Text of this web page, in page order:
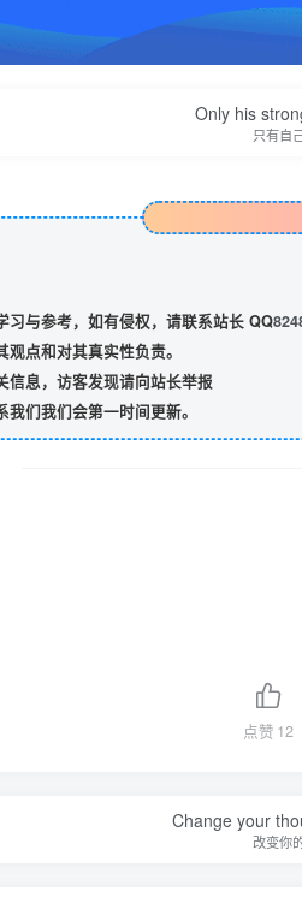
Only his
只有自
与参考，如有侵权，请联系站长 QQ
点和对其真实性负责。
信息，访客发现请向站长举报
们我们会第一时间更新。
点赞 12
Change your
改变你